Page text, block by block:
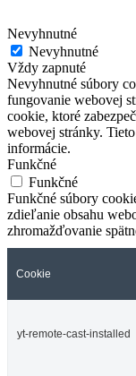
Nevyhnutné
Nevyhnutné
Vždy zapnuté
Nevyhnutné súbory
fungovanie webovej
cookie, ktoré
webovej stránky.
informácie.
Funkčné
Funkčné
Funkčné súbory
zdieľanie obsahu
zhromažďovanie
Cookie
yt-remote-cast-installed